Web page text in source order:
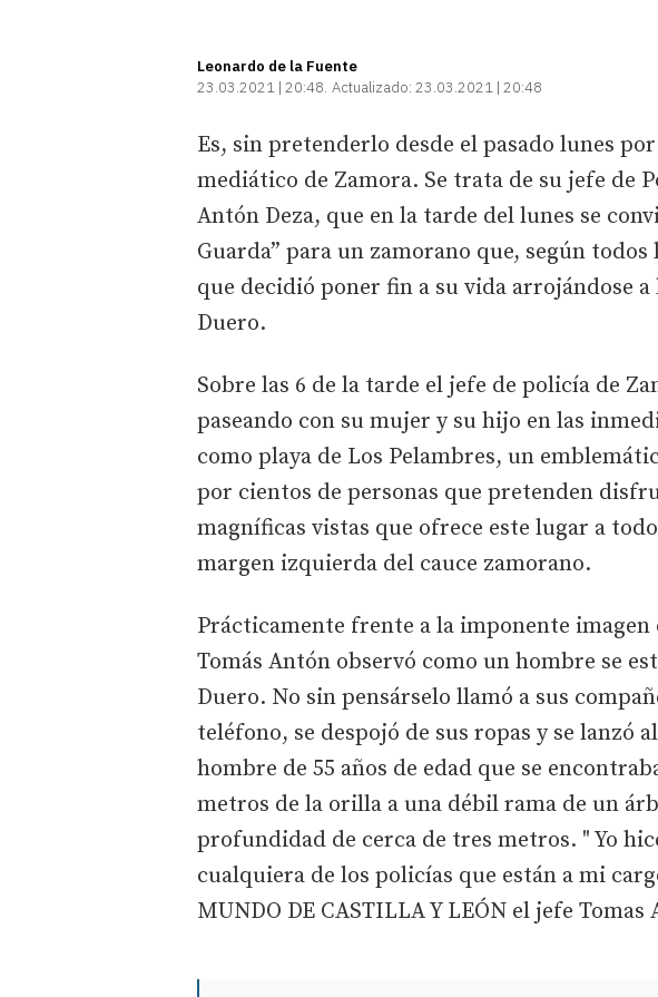
Leonardo de la Fuente
23.03.2021 | 20:48 Actualizado: 23.03.2021 | 20:48
Es, sin pretenderlo desde el pasado lunes
mediático de Zamora. Se trata de su jefe de
Antón Deza, que en la tarde del lunes se
Guarda” para un zamorano que, según
que decidió poner fin a su vida arrojándose
Duero.
Sobre las 6 de la tarde el jefe de policía de
paseando con su mujer y su hijo en las
como playa de Los Pelambres, un
por cientos de personas que pretenden
magníficas vistas que ofrece este lugar a
margen izquierda del cauce zamorano.
Prácticamente frente a la imponente imagen
Tomás Antón observó como un hombre se
Duero. No sin pensárselo llamó a sus
teléfono, se despojó de sus ropas y se lanzó
hombre de 55 años de edad que se
metros de la orilla a una débil rama de un
profundidad de cerca de tres metros. " Yo
cualquiera de los policías que están a mi
MUNDO DE CASTILLA Y LEÓN el jefe Tomas